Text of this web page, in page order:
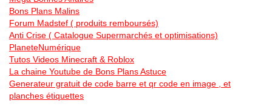
Bons Plans Malins
Forum Madstef ( produits remboursés)
Anti Crise ( Catalogue Supermarchés et optimisations)
PlaneteNumérique
Tutos Videos Minecraft & Roblox
La chaine Youtube de Bons Plans Astuce
Generateur gratuit de code barre et qr code en image , et
planches étiquettes